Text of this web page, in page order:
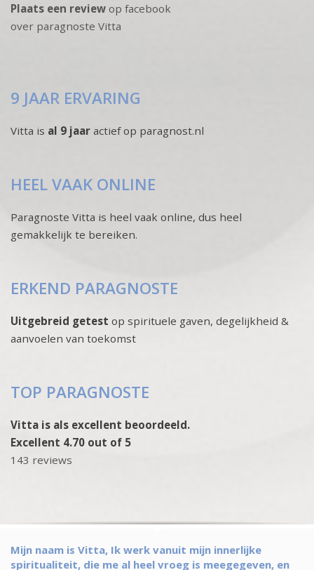
Plaats een review op facebook
over paragnoste Vitta
9 JAAR ERVARING
Vitta is al 9 jaar actief op paragnost.nl
HEEL VAAK ONLINE
Paragnoste Vitta is heel vaak online, dus heel
gemakkelijk te bereiken.
ERKEND PARAGNOSTE
Uitgebreid getest op spirituele gaven, degelijkheid &
aanvoelen van toekomst
TOP PARAGNOSTE
Vitta is als excellent beoordeeld.
Excellent 4.70 out of 5
143 reviews
Mijn naam is Vitta, Ik werk vanuit mijn innerlijke
spiritualiteit, die me al heel vroeg is meegegeven, en